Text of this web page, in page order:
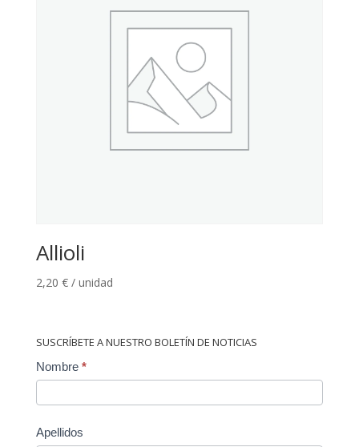
Allioli
2,20 € / unidad
SUSCRÍBETE A NUESTRO BOLETÍN DE NOTICIAS
Contact
Nombre *
Apellidos